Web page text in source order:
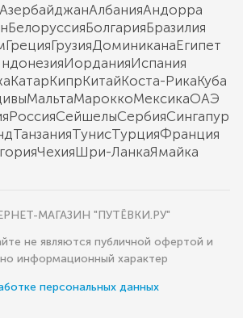
АзербайджанАлбанияАндорра
БелоруссияБолгарияБразилия
ГрецияГрузияДоминиканаЕгипет
ИорданияИспания
КатарКипрКитайКоста-РикаКуба
МальтаМароккоМексикаОАЭ
РоссияСейшелыСербияСингапур
ТанзанияТунисТурцияФранция
ЧехияШри-ЛанкаЯмайка
МАГАЗИН "ПУТЁВКИ.РУ"
не являются публичной офертой и
информационный характер
персональных данных